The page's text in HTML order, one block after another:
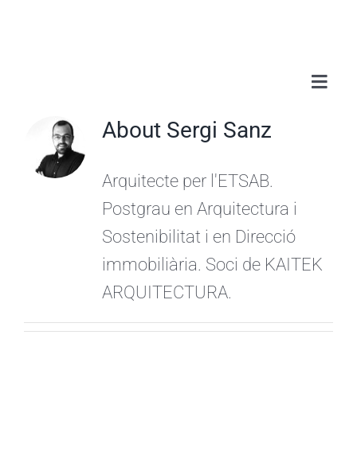
About Sergi Sanz
Arquitecte per l'ETSAB.
Postgrau en Arquitectura i
Sostenibilitat i en Direcció
immobiliària. Soci de KAITEK
ARQUITECTURA.